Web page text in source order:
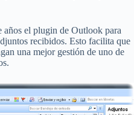
años el plugin de Outlook para
recibidos. Esto facilita que
una mejor gestión de uno de